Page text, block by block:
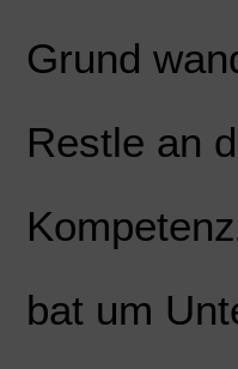
Grund
Restle an
bat um